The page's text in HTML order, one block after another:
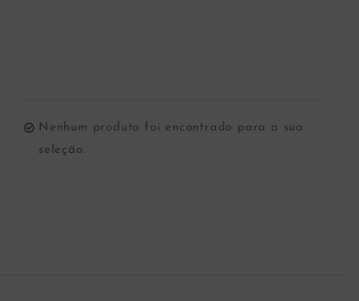
Nenhum produto foi encontrado para a sua
seleção.